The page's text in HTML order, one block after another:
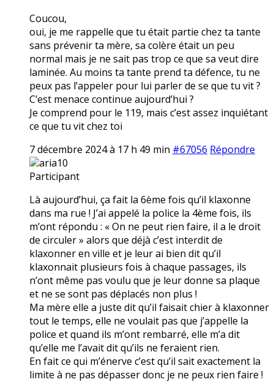
Coucou,
oui, je me rappelle que tu était partie chez ta tante
sans prévenir ta mère, sa colère était un peu
normal mais je ne sait pas trop ce que sa veut dire
laminée. Au moins ta tante prend ta défence, tu ne
peux pas l’appeler pour lui parler de se que tu vit ?
C’est menace continue aujourd’hui ?
Je comprend pour le 119, mais c’est assez inquiétant
ce que tu vit chez toi
7 décembre 2024 à 17 h 49 min #67056 Répondre
aria10
Participant
Là aujourd’hui, ça fait la 6ème fois qu’il klaxonne
dans ma rue ! J’ai appelé la police la 4ème fois, ils
m’ont répondu : « On ne peut rien faire, il a le droit
de circuler » alors que déjà c’est interdit de
klaxonner en ville et je leur ai bien dit qu’il
klaxonnait plusieurs fois à chaque passages, ils
n’ont même pas voulu que je leur donne sa plaque
et ne se sont pas déplacés non plus !
Ma mère elle a juste dit qu’il faisait chier à klaxonner
tout le temps, elle ne voulait pas que j’appelle la
police et quand ils m’ont rembarré, elle m’a dit
qu’elle me l’avait dit qu’ils ne feraient rien.
En fait ce qui m’énerve c’est qu’il sait exactement la
limite à ne pas dépasser donc je ne peux rien faire !